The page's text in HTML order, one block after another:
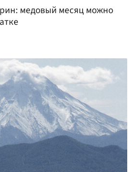
медовый месяц можно